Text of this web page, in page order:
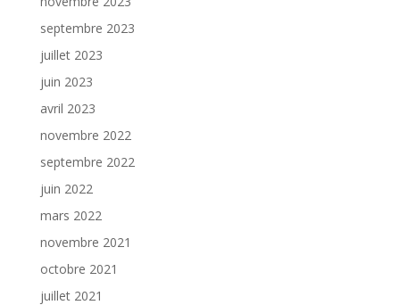
septembre 2023
juillet 2023
juin 2023
avril 2023
novembre 2022
septembre 2022
juin 2022
mars 2022
novembre 2021
octobre 2021
juillet 2021